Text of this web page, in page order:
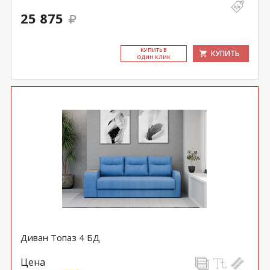
25 875
КУ­ПИТЬ В
ОДИН КЛИК
КУПИТЬ
Диван Топаз 4 БД
Цена